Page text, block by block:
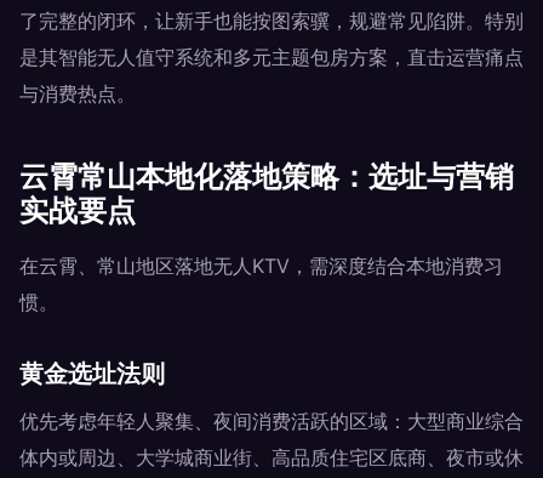
了完整的闭环，让新手也能按图索骥，规避常见陷阱。特别
是其智能无人值守系统和多元主题包房方案，直击运营痛点
与消费热点。
云霄常山本地化落地策略：选址与营销
实战要点
在云霄、常山地区落地无人KTV，需深度结合本地消费习
惯。
黄金选址法则
优先考虑年轻人聚集、夜间消费活跃的区域：大型商业综合
体内或周边、大学城商业街、高品质住宅区底商、夜市或休